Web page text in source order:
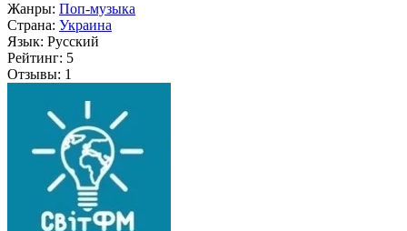
Жанры: Поп-музыка
Страна: Украина
Язык: Русский
Рейтинг: 5
Отзывы: 1